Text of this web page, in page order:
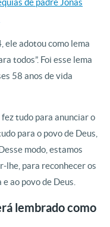
de padre Jonas
ele adotou como lema
todos”. Foi esse lema
58 anos de vida
tudo para anunciar o
para o povo de Deus,
modo, estamos
lhe, para reconhecer os
ao povo de Deus.
lembrado como